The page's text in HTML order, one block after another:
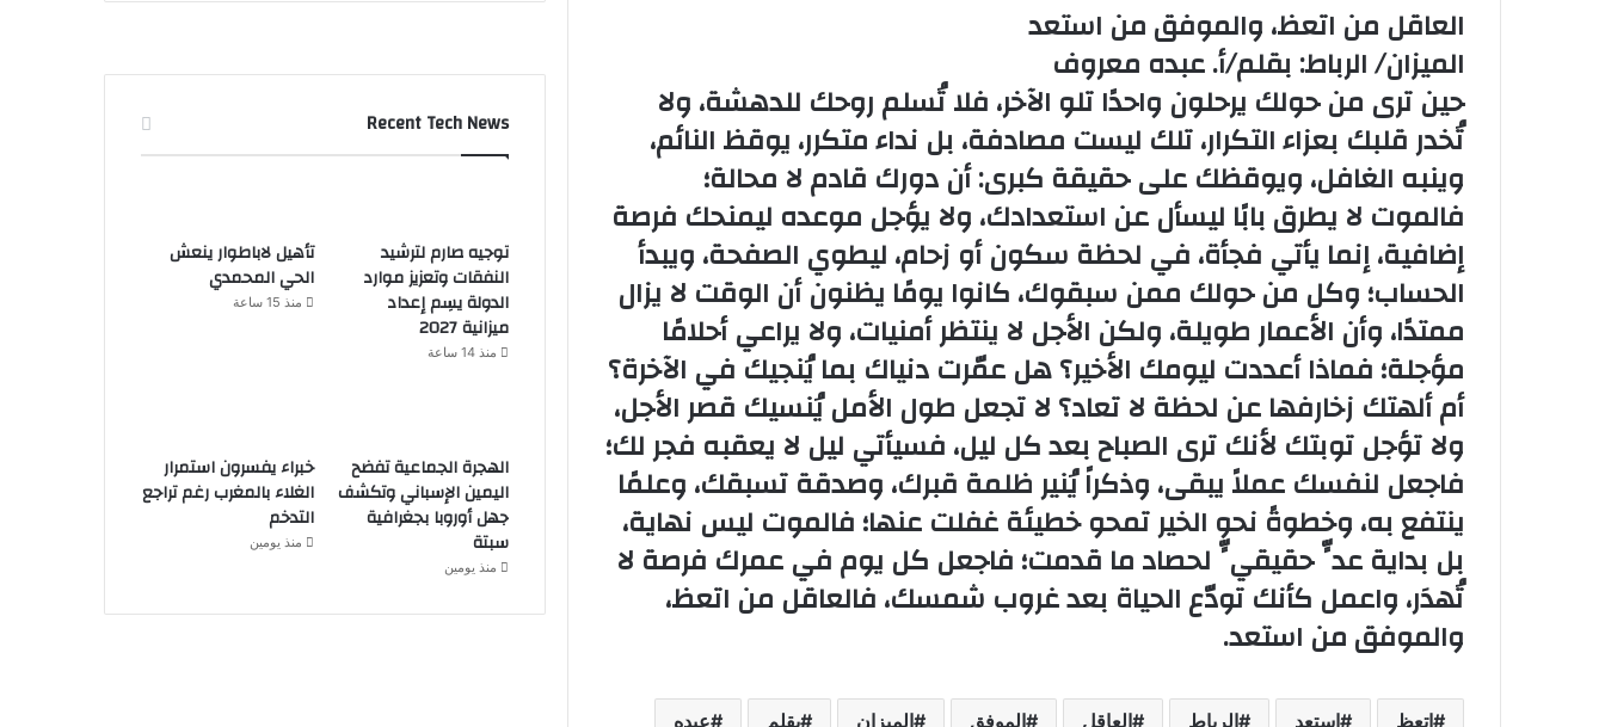
العاقل من اتعظ، والموفق من استعد
الميزان/ الرباط: بقلم/أ. عبده معروف
حين ترى من حولك يرحلون واحدًا تلو الآخر، فلا تُسلم روحك للدهشة، ولا
تُخدر قلبك بعزاء التكرار، تلك ليست مصادفة، بل نداء متكرر، يوقظ النائم،
وينبه الغافل، ويوقظك على حقيقة كبرى: أن دورك قادم لا محالة؛
فالموت لا يطرق بابًا ليسأل عن استعدادك، ولا يؤجل موعده ليمنحك فرصة
إضافية، إنما يأتي فجأة، في لحظة سكون أو زحام، ليطوي الصفحة، ويبدأ
الحساب؛ وكل من حولك ممن سبقوك، كانوا يومًا يظنون أن الوقت لا يزال
ممتدًا، وأن الأعمار طويلة، ولكن الأجل لا ينتظر أمنيات، ولا يراعي أحلامًا
مؤجلة؛ فماذا أعددت ليومك الأخير؟ هل عمّرت دنياك بما يُنجيك في الآخرة؟
أم ألهتك زخارفها عن لحظة لا تعاد؟ لا تجعل طول الأمل يُنسيك قصر الأجل،
ولا تؤجل توبتك لأنك ترى الصباح بعد كل ليل، فسيأتي ليل لا يعقبه فجر لك؛
فاجعل لنفسك عملاً يبقى، وذكراً يُنير ظلمة قبرك، وصدقة تسبقك، وعلمًا
ينتفع به، وخطوةً نحو الخير تمحو خطيئة غفلت عنها؛ فالموت ليس نهاية،
بل بداية عدٍّ حقيقيٍّ لحصاد ما قدمت؛ فاجعل كل يوم في عمرك فرصة لا
تُهدَر، واعمل كأنك تودّع الحياة بعد غروب شمسك، فالعاقل من اتعظ،
والموفق من استعد.
اتعظ استعد الرباط العاقل الموفق الميزان بقلم عبده
Recent Tech News
توجيه صارم لترشيد
النفقات وتعزيز موارد
الدولة يسِم إعداد
ميزانية 2027
منذ 14 ساعة
تأهيل لاباطوار ينعش
الحي المحمدي
منذ 15 ساعة
الهجرة الجماعية تفضح
اليمين الإسباني وتكشف
جهل أوروبا بجغرافية
سبتة
منذ يومين
خبراء يفسرون استمرار
الغلاء بالمغرب رغم تراجع
التدخم
منذ يومين